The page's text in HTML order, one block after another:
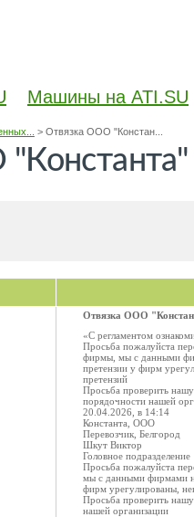
Машины на ATI.SU
> Отвязка ООО "Констан...
Отвязка ООО
«С регламентом
Просьба пожалуйста
фирмы, мы с данными
претензии у фирм
претензий
Просьба проверить
порядочности нашей
20.04.2026, в 14:14
Константа, ООО
Перевозчик, Белгород
Шкут Виктор
Головное подразделение
Просьба пожалуйста
мы с данными фирмами
фирм урегулированы,
Просьба проверить
нашей организации